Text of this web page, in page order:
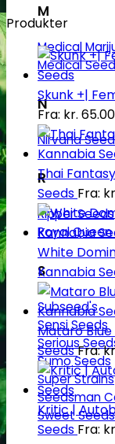
M
Medical
Medical
N
Nirvana
R
Ripper Seeds
Royal
S
Subseed's
Sensi Seeds
Serious
Sumo Seeds
Super Strains
Seedsman
Sweet Seeds
Produkter
Skunk +|
Fra: kr. 65.00
Thai
Seeds Fra:
White
Kannabia
Mataro
SeedsFra:
Kritic |
Seeds Fra: